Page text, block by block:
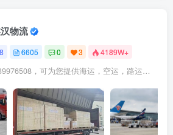
物流
6605 0 3 4189W+
微信1139976508，可为您提供海运，空运，路运，铁路运输